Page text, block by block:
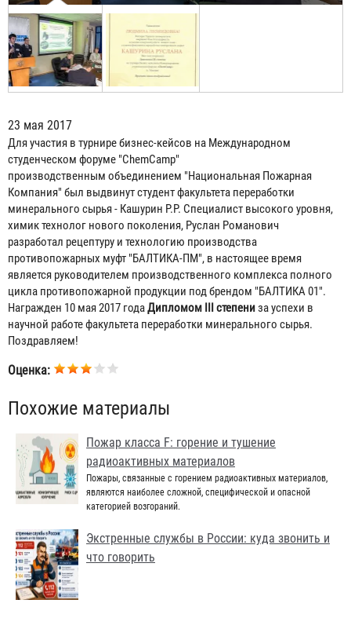
23 мая 2017
Для участия в турнире бизнес-кейсов на Международном
студенческом форуме "ChemCamp"
производственным объединением "Национальная Пожарная
Компания" был выдвинут студент факультета переработки
минерального сырья - Кашурин Р.Р. Специалист высокого уровня,
химик технолог нового поколения, Руслан Романович
разработал рецептуру и технологию производства
противопожарных муфт "БАЛТИКА-ПМ", в настоящее время
является руководителем производственного комплекса полного
цикла противопожарной продукции под брендом "БАЛТИКА 01".
Награжден 10 мая 2017 годаДипломом III степениза успехи в
научной работе факультета переработки минерального сырья.
Поздравляем!
Оценка:
Похожие материалы
Пожар класса F: горение и тушение
радиоактивных материалов
Пожары, связанные с горением радиоактивных материалов,
являются наиболее сложной, специфической и опасной
категорией возгораний.
Экстренные службы в России: куда звонить и
что говорить